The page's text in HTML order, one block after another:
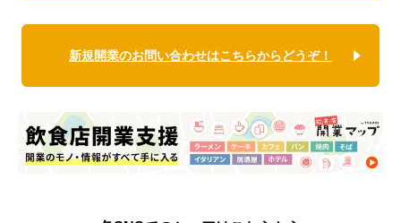
新規開業のお問い合わせはこちらからどうぞ！